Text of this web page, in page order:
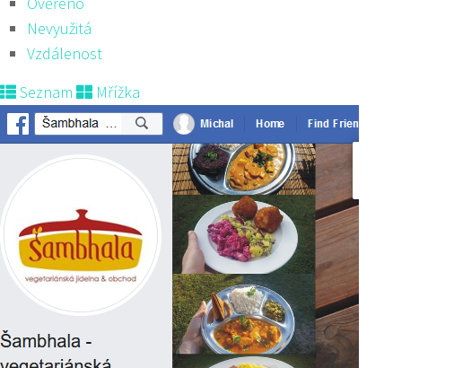
Nevyužitá
Vzdálenost
Seznam
Mřížka